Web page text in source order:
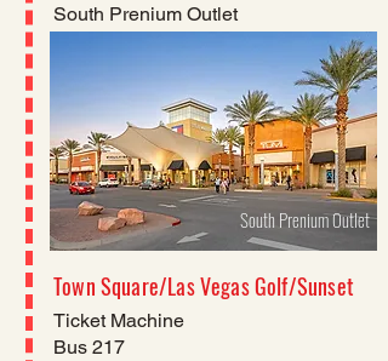
South Prenium Outlet
South Prenium Outlet
Town Square/Las Vegas Golf/Sunset
Ticket Machine
Bus 217